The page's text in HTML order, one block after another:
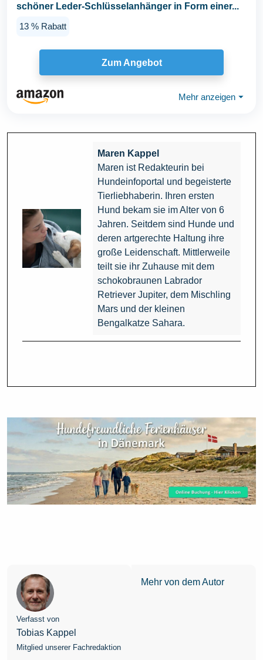
schöner Leder-Schlüsselanhänger in Form einer...
13 % Rabatt
Zum Angebot
Mehr anzeigen ⏷
Maren Kappel
Maren ist Redakteurin bei
Hundeinfoportal und begeisterte
Tierliebhaberin. Ihren ersten
Hund bekam sie im Alter von 6
Jahren. Seitdem sind Hunde und
deren artgerechte Haltung ihre
große Leidenschaft. Mittlerweile
teilt sie ihr Zuhause mit dem
schokobraunen Labrador
Retriever Jupiter, dem Mischling
Mars und der kleinen
Bengalkatze Sahara.
Verfasst von
Tobias Kappel
Mitglied unserer Fachredaktion
Mehr von dem Autor